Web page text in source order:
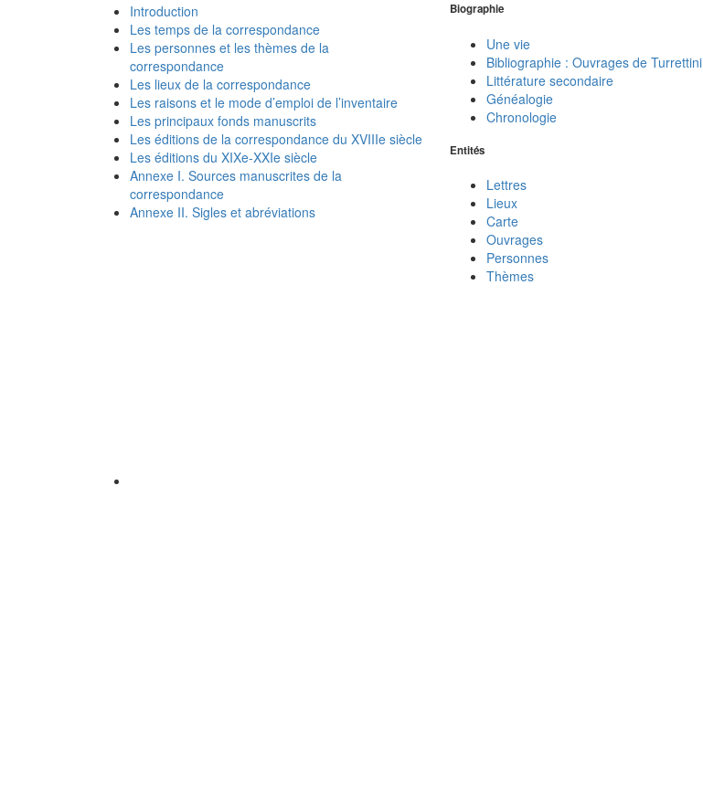
Introduction
Les temps de la correspondance
Les personnes et les thèmes de la
correspondance
Les lieux de la correspondance
Les raisons et le mode d’emploi de l’inventaire
Les principaux fonds manuscrits
Les éditions de la correspondance du XVIIIe siècle
Les éditions du XIXe-XXIe siècle
Annexe I. Sources manuscrites de la
correspondance
Annexe II. Sigles et abréviations
Biographie
Une vie
Bibliographie : Ouvrages de Turrettini
Littérature secondaire
Généalogie
Chronologie
Entités
Lettres
Lieux
Carte
Ouvrages
Personnes
Thèmes